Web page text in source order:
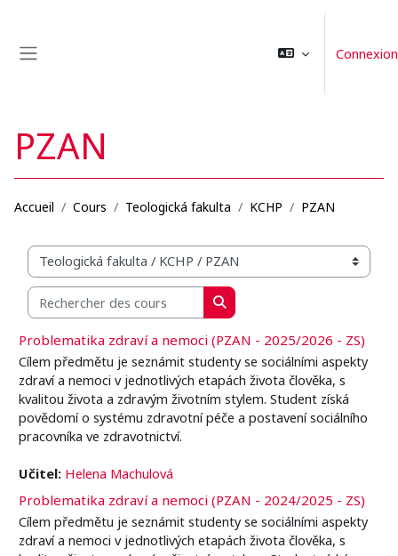
Connexion
PZAN
Accueil Cours Teologická fakulta KCHP PZAN
Catégories de cours
Rechercher des cours
Rechercher des cours
Problematika zdraví a nemoci (PZAN - 2025/2026 - ZS)
Cílem předmětu je seznámit studenty se sociálními aspekty
zdraví a nemoci v jednotlivých etapách života člověka, s
kvalitou života a zdravým životním stylem. Student získá
povědomí o systému zdravotní péče a postavení sociálního
pracovníka ve zdravotnictví.
Učitel: Helena Machulová
Problematika zdraví a nemoci (PZAN - 2024/2025 - ZS)
Cílem předmětu je seznámit studenty se sociálními aspekty
zdraví a nemoci v jednotlivých etapách života člověka, s